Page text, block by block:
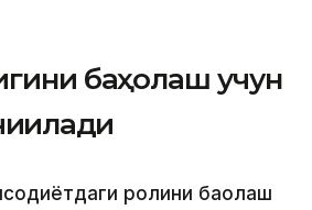
баҳолаш учун
ролини баҳолаш